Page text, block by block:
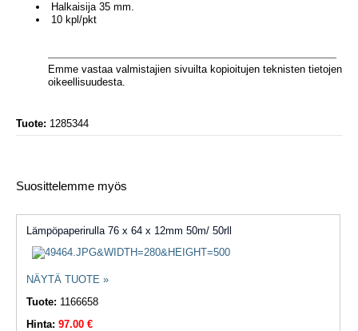
Halkaisija 35 mm.
10 kpl/pkt
Emme vastaa valmistajien sivuilta kopioitujen teknisten tietojen
oikeellisuudesta.
Tuote: 1285344
Suosittelemme myös
Lämpöpaperirulla 76 x 64 x 12mm 50m/ 50rll
NÄYTÄ TUOTE »
Tuote: 1166658
Hinta: 97.00 €